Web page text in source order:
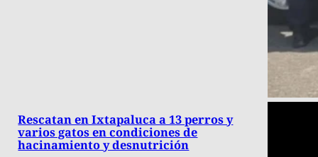
Rescatan en Ixtapaluca a 13 perros y
varios gatos en condiciones de
hacinamiento y desnutrición